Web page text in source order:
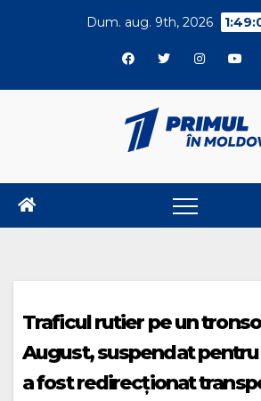
Dum. aug. 9th, 2026
Traficul rutier pe un
August, suspendat pentru
a fost redirecționat